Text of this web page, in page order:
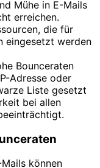
Mühe in E-Mails
erreichen.
die für
eingesetzt werden
Bounceraten
Adresse oder
Liste gesetzt
bei allen
können